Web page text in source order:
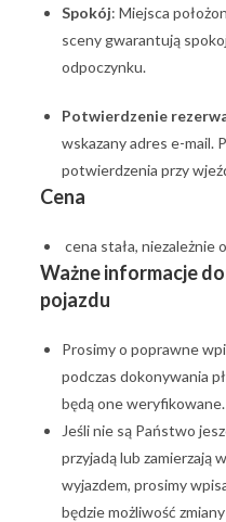
Spokój: Miejsca
sceny gwarantują
odpoczynku.
Potwierdzenie
wskazany adres e-mail.
potwierdzenia przy
Cena
cena stała, niezależnie
Ważne informacje
pojazdu
Prosimy o poprawne
podczas dokonywania
będą one weryfikowane.
Jeśli nie są Państwo
przyjadą lub zamierzają
wyjazdem, prosimy
będzie możliwość